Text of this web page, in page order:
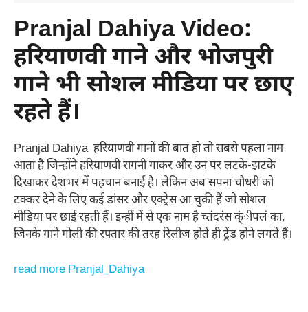
Pranjal Dahiya Video:
हरियाणवी गाने और भोजपुरी
गाने भी सोशल मीडिया पर छाए
रहते हैं।
Pranjal Dahiya हरियाणवी गानों की बात हो तो सबसे पहला नाम
आता है जिन्होंने हरियाणवी रागनी गाकर और उन पर लटके-झटके
दिखाकर देशभर में पहचान बनाई है। लेकिन अब सपना चौधरी को
टक्कर देने के लिए कई डांसर और एक्ट्रेस आ चुकी हैं जो सोशल
मीडिया पर छाई रहती हैं। इन्हीं में से एक नाम है च्तंदरंस क्ंीपलं का,
जिनके गाने गोली की रफ्तार की तरह रिलीज होते ही ट्रेंड होने लगते हैं।
read more Pranjal_Dahiya